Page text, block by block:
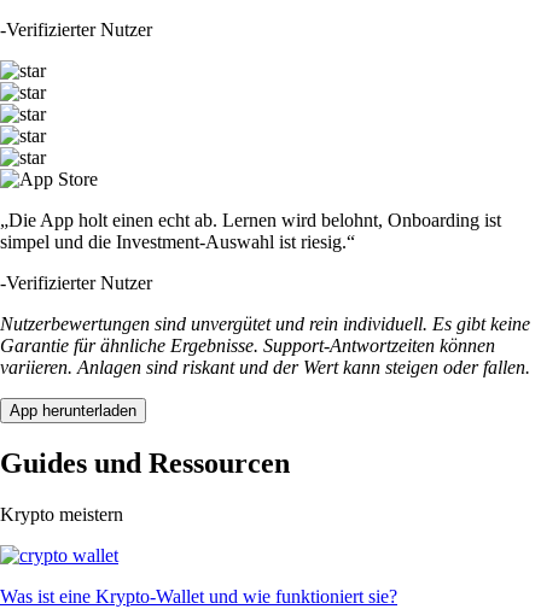
-Verifizierter Nutzer
„Die App holt einen echt ab. Lernen wird belohnt, Onboarding ist
simpel und die Investment-Auswahl ist riesig.“
-Verifizierter Nutzer
Nutzerbewertungen sind unvergütet und rein individuell. Es gibt keine
Garantie für ähnliche Ergebnisse. Support-Antwortzeiten können
variieren. Anlagen sind riskant und der Wert kann steigen oder fallen.
App herunterladen
Guides und Ressourcen
Krypto meistern
Was ist eine Krypto-Wallet und wie funktioniert sie?